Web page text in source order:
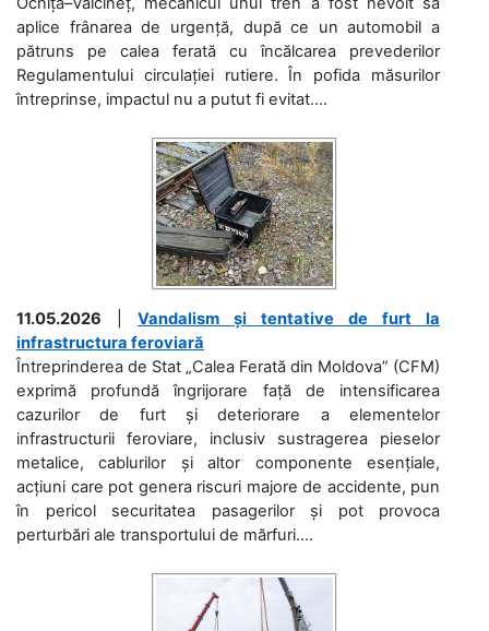
aplice frânarea de urgență, după ce un automobil a
pătruns pe calea ferată cu încălcarea prevederilor
Regulamentului circulației rutiere. În pofida măsurilor
întreprinse, impactul nu a putut fi evitat....
11.05.2026
Vandalism și tentative de furt la
infrastructura feroviară
Întreprinderea de Stat „Calea Ferată din Moldova” (CFM)
exprimă profundă îngrijorare față de intensificarea
cazurilor de furt și deteriorare a elementelor
infrastructurii feroviare, inclusiv sustragerea pieselor
metalice, cablurilor și altor componente esențiale,
acțiuni care pot genera riscuri majore de accidente, pun
în pericol securitatea pasagerilor și pot provoca
perturbări ale transportului de mărfuri....